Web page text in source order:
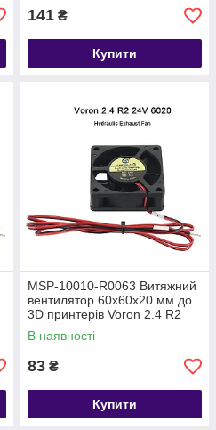
141 ₴
Купити
MSP-10010-R0063 Витяжний
вентилятор 60х60х20 мм до
3D принтерів Voron 2.4 R2
В наявності
83 ₴
Купити